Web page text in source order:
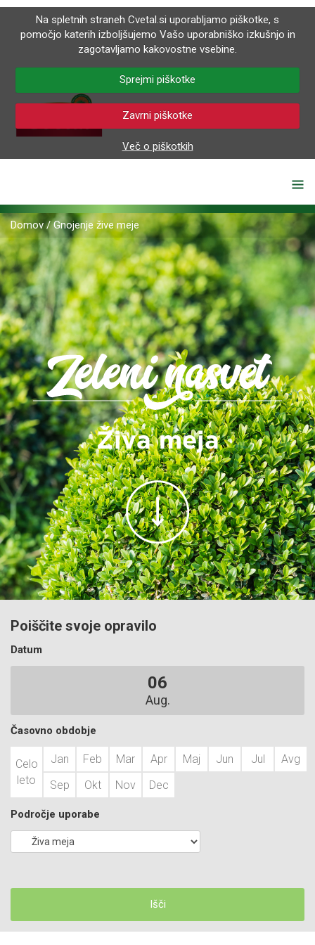
Na spletnih straneh Cvetal.si uporabljamo piškotke, s
pomočjo katerih izboljšujemo Vašo uporabniško izkušnjo in
zagotavljamo kakovostne vsebine.
Sprejmi piškotke
Zavrni piškotke
Več o piškotkih
Domov/Gnojenje žive meje
Živa meja
Poiščite svoje opravilo
Datum
06
Aug.
Časovno obdobje
Celo
leto
Jan Feb Mar Apr Maj Jun Jul
Avg
Sep
Okt Nov Dec
Področje uporabe
Išči